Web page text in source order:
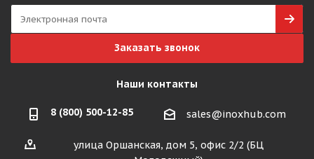
Заказать звонок
Наши контакты
8 (800) 500-12-85 sales@inoxhub.com
улица Оршанская, дом 5, офис 2/2 (БЦ